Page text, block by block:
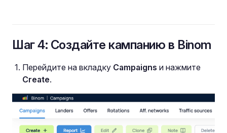
Шаг 4: Создайте кампанию в Binom
Перейдите на вкладку Campaigns и нажмите
Create.